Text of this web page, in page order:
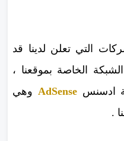
التي تعلن لدينا قد
الخاصة بموقعنا ،
ادسنس AdSense وهي
.